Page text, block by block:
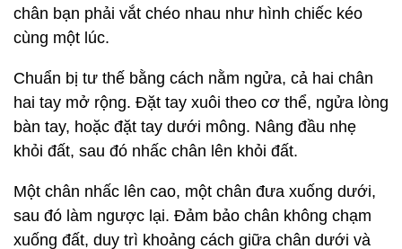
chân bạn phải vắt chéo nhau như hình chiếc kéo
cùng một lúc.
Chuẩn bị tư thế bằng cách nằm ngửa, cả hai chân
hai tay mở rộng. Đặt tay xuôi theo cơ thể, ngửa lòng
bàn tay, hoặc đặt tay dưới mông. Nâng đầu nhẹ
khỏi đất, sau đó nhấc chân lên khỏi đất.
Một chân nhấc lên cao, một chân đưa xuống dưới,
sau đó làm ngược lại. Đảm bảo chân không chạm
xuống đất, duy trì khoảng cách giữa chân dưới và